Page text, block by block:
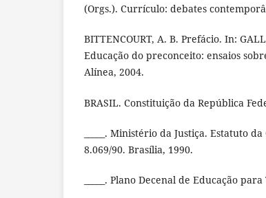
(Orgs.). Currículo: debates
BITTENCOURT, A. B. Prefácio. In:
Educação do preconceito: ensaios
Alínea, 2004.
BRASIL. Constituição da República
_____. Ministério da Justiça. Estatuto
8.069/90. Brasília, 1990.
_____. Plano Decenal de Educação